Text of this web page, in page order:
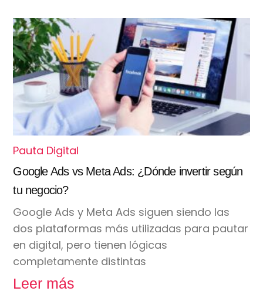
Pauta Digital
Google Ads vs Meta Ads: ¿Dónde invertir según
tu negocio?
Google Ads y Meta Ads siguen siendo las
dos plataformas más utilizadas para pautar
en digital, pero tienen lógicas
completamente distintas
Leer más